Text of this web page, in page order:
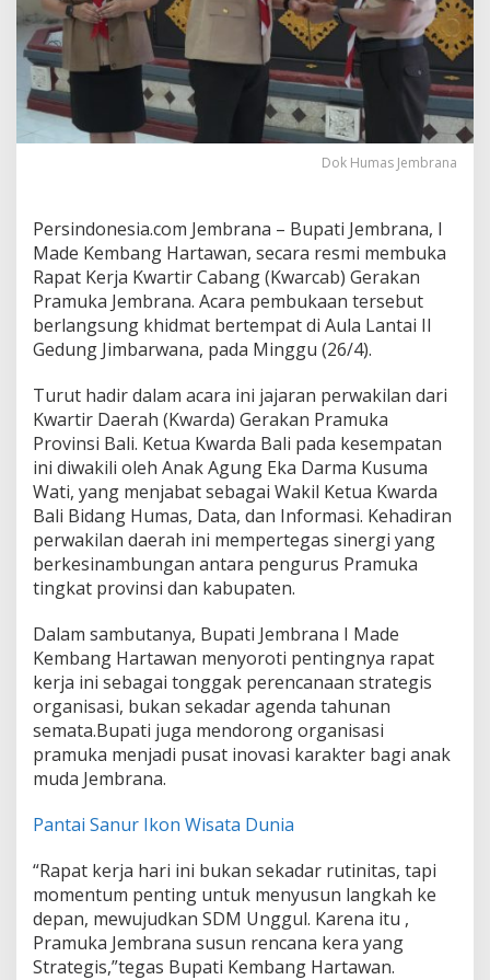
g
a
m
u
k
a
b
r
a
n
a
J
a
P
u
s
a
I
n
o
v
a
s
K
a
r
a
k
t
e
r
Dok Humas Jembrana
Persindonesia.com Jembrana – Bupati Jembrana, I
Made Kembang Hartawan, secara resmi membuka
Rapat Kerja Kwartir Cabang (Kwarcab) Gerakan
Pramuka Jembrana. Acara pembukaan tersebut
berlangsung khidmat bertempat di Aula Lantai II
Gedung Jimbarwana, pada Minggu (26/4).
Turut hadir dalam acara ini jajaran perwakilan dari
Kwartir Daerah (Kwarda) Gerakan Pramuka
Provinsi Bali. Ketua Kwarda Bali pada kesempatan
ini diwakili oleh Anak Agung Eka Darma Kusuma
Wati, yang menjabat sebagai Wakil Ketua Kwarda
Bali Bidang Humas, Data, dan Informasi. Kehadiran
perwakilan daerah ini mempertegas sinergi yang
berkesinambungan antara pengurus Pramuka
tingkat provinsi dan kabupaten.
Dalam sambutanya, Bupati Jembrana I Made
Kembang Hartawan menyoroti pentingnya rapat
kerja ini sebagai tonggak perencanaan strategis
organisasi, bukan sekadar agenda tahunan
semata.Bupati juga mendorong organisasi
pramuka menjadi pusat inovasi karakter bagi anak
muda Jembrana.
Pantai Sanur Ikon Wisata Dunia
“Rapat kerja hari ini bukan sekadar rutinitas, tapi
momentum penting untuk menyusun langkah ke
depan, mewujudkan SDM Unggul. Karena itu ,
Pramuka Jembrana susun rencana kera yang
Strategis,”tegas Bupati Kembang Hartawan.